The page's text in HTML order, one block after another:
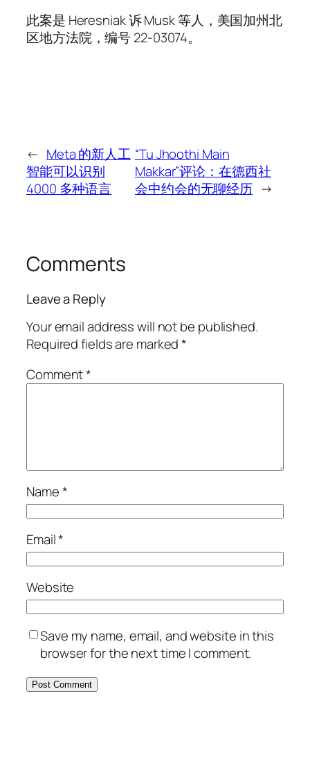
此案是 Heresniak 诉 Musk 等人，美国加州北
区地方法院，编号 22-03074。
← Meta 的新人工
智能可以识别
4000 多种语言
“Tu Jhoothi Main
Makkar”评论：在德西社
会中约会的无聊经历 →
Comments
Leave a Reply
Your email address will not be published.
Required fields are marked*
Comment*
Name*
Email*
Website
Save my name, email, and website in this
browser for the next time I comment.